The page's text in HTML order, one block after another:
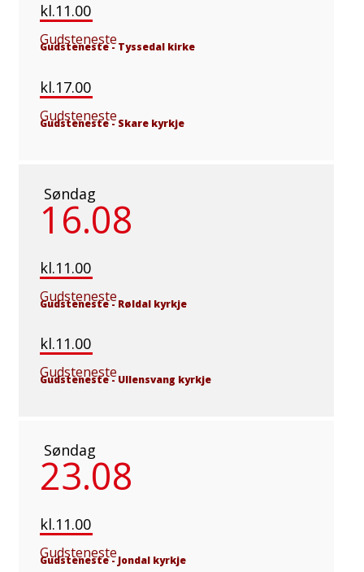
kl.11.00
Gudsteneste
Gudsteneste-Tyssedal kirke
kl.17.00
Gudsteneste
Gudsteneste-Skare kyrkje
Søndag
16.08
kl.11.00
Gudsteneste
Gudsteneste-Røldal kyrkje
kl.11.00
Gudsteneste
Gudsteneste-Ullensvang kyrkje
Søndag
23.08
kl.11.00
Gudsteneste
Gudsteneste-Jondal kyrkje